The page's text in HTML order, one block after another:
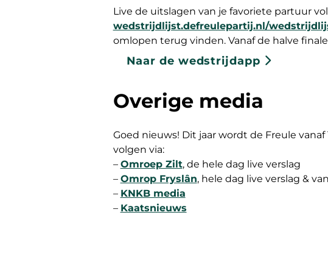
Live de uitslagen van je favoriete partuur
wedstrijdlijst.defreulepartij.nl/
omlopen terug vinden. Vanaf de halve
Naar de wedstrijdapp
Overige media
Goed nieuws! Dit jaar wordt de Freule
volgen via:
– Omroep Zilt, de hele dag live verslag
– Omrop Fryslân, hele dag live verslag &
– KNKB media
– Kaatsnieuws